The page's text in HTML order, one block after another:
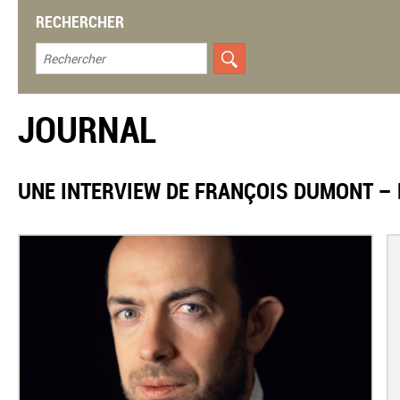
RECHERCHER
JOURNAL
UNE INTERVIEW DE FRANÇOIS DUMONT